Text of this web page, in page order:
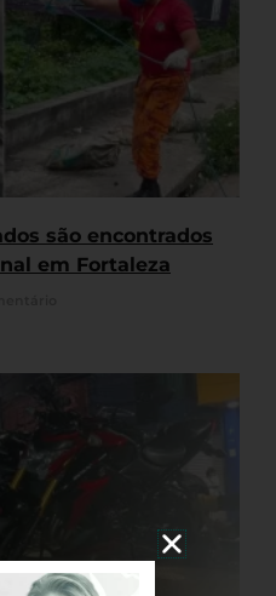
são encontrados
em Fortaleza